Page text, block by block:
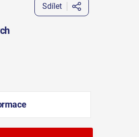
Sdílet